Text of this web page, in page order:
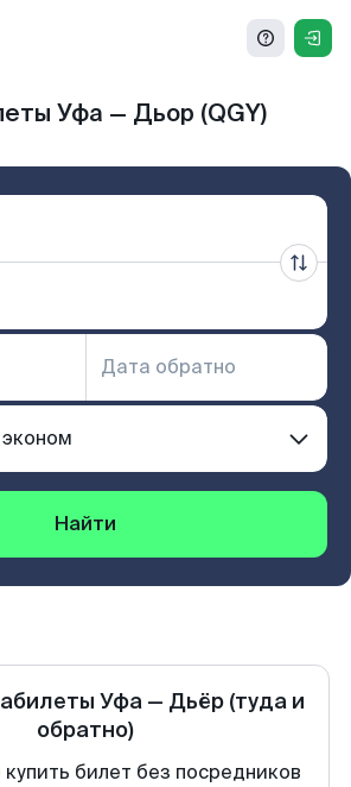
Уфа — Дьор (QGY)
Найти
Уфа — Дьёр (туда и
обратно)
билет без посредников